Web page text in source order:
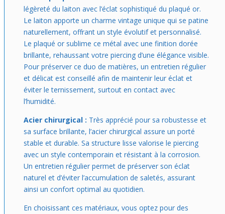
légèreté du laiton avec l’éclat sophistiqué du plaqué or.
Le laiton apporte un charme vintage unique qui se patine
naturellement, offrant un style évolutif et personnalisé.
Le plaqué or sublime ce métal avec une finition dorée
brillante, rehaussant votre piercing d’une élégance visible.
Pour préserver ce duo de matières, un entretien régulier
et délicat est conseillé afin de maintenir leur éclat et
éviter le ternissement, surtout en contact avec
l’humidité.
Acier chirurgical : Très apprécié pour sa robustesse et
sa surface brillante, l’acier chirurgical assure un porté
stable et durable. Sa structure lisse valorise le piercing
avec un style contemporain et résistant à la corrosion.
Un entretien régulier permet de préserver son éclat
naturel et d’éviter l’accumulation de saletés, assurant
ainsi un confort optimal au quotidien.
En choisissant ces matériaux, vous optez pour des